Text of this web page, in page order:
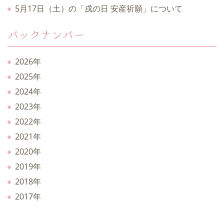
5月17日（土）の「戌の日 安産祈願」について
バックナンバー
2026年
2025年
2024年
2023年
2022年
2021年
2020年
2019年
2018年
2017年